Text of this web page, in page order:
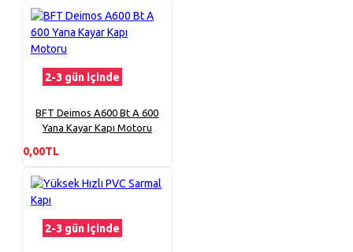
2-3 gün içinde
BFT Deimos A600 Bt A 600
Yana Kayar Kapı Motoru
0,00TL
2-3 gün içinde